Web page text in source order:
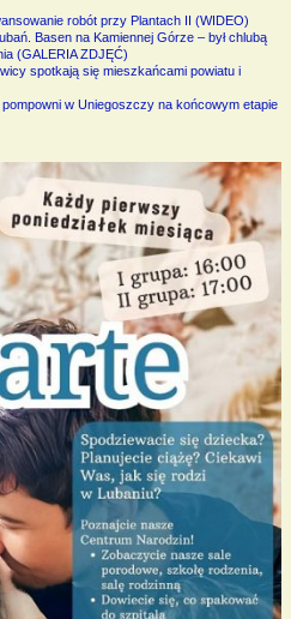
robót przy Plantach II (WIDEO)
Basen na Kamiennej Górze – był chlubą
(GALERIA ZDJĘĆ)
spotkają się mieszkańcami powiatu i
w Uniegoszczy na końcowym etapie